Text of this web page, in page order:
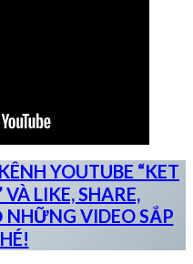
YOUTUBE “KET
LIKE, SHARE,
VIDEO SẮP